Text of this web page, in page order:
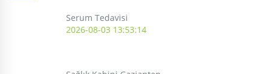
Serum Tedavisi
2026-08-03 13:53:14